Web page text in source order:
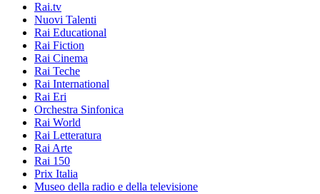
Rai.tv
Nuovi Talenti
Rai Educational
Rai Fiction
Rai Cinema
Rai Teche
Rai International
Rai Eri
Orchestra Sinfonica
Rai World
Rai Letteratura
Rai Arte
Rai 150
Prix Italia
Museo della radio e della televisione